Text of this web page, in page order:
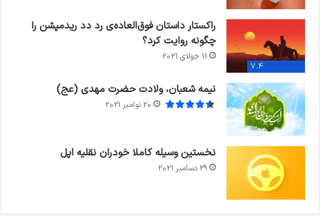
7.4
راکستار داستان فوق‌العاده‌ی رد دد ریدمپشن را
چگونه روایت کرد؟
11 جولای 2021
نیمه شعبان، ولادت حضرت مهدی (عج)
20 نوامبر 2021
نخستین وسیله کاملا خودران نقلیه اپل
29 دسامبر 2021